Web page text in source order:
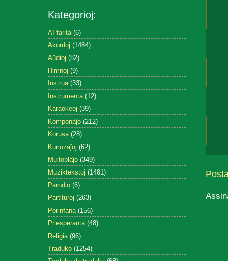
Kategorioj:
AI-farita (6)
Akordoj (1484)
Aŭdioj (82)
Himnoj (9)
Instrua (33)
Instrumenta (12)
Karaokeoj (39)
Komponaĵo (212)
Korusa (28)
Kuriozaĵoj (62)
Multoblaĵo (349)
Muziktekstoj (1481)
Parodio (6)
Partituroj (263)
Porinfana (156)
Priesperanta (48)
Religia (96)
Traduko (1254)